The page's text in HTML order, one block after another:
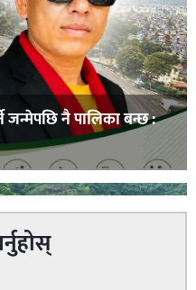
नै पालिका बन्छ :